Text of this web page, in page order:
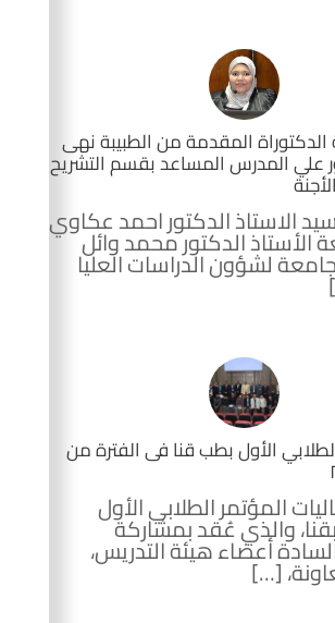
المقدمة من الطبيبة نهى
علي المدرس المساعد بقسم التشريح
الاستاذ الدكتور احمد عكاوي
الأستاذ الدكتور محمد وائل
لشؤون الدراسات العليا
الأول بطب قنا فى الفترة من
المؤتمر الطلابي الأول
والذي عُقد بمشاركة
أعضاء هيئة التدريس،
[…]